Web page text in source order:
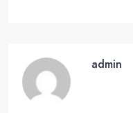
admin